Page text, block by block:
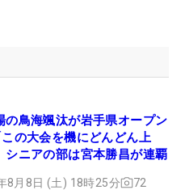
の鳥海颯汰が岩手県オープン
の大会を機にどんどん上
ニアの部は宮本勝昌が連覇
8月8日 (土) 18時25分 72